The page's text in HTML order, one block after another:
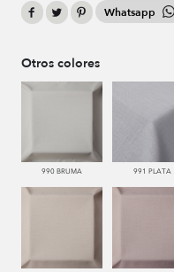
Whatsapp
Otros colores
990 BRUMA 991 PLATA